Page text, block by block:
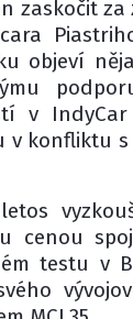
zaskočit za
objeví
v
v konfliktu
cenou
testu v